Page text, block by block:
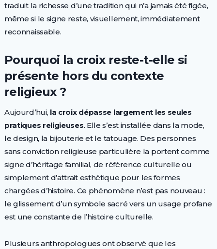
traduit la richesse d’une tradition qui n’a jamais été figée,
même si le signe reste, visuellement, immédiatement
reconnaissable.
Pourquoi la croix reste-t-elle si
présente hors du contexte
religieux ?
Aujourd’hui, la croix dépasse largement les seules
pratiques religieuses. Elle s’est installée dans la mode,
le design, la bijouterie et le tatouage. Des personnes
sans conviction religieuse particulière la portent comme
signe d’héritage familial, de référence culturelle ou
simplement d’attrait esthétique pour les formes
chargées d’histoire. Ce phénomène n’est pas nouveau :
le glissement d’un symbole sacré vers un usage profane
est une constante de l’histoire culturelle.
Plusieurs anthropologues ont observé que les